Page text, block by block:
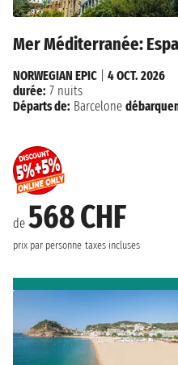
Mer Méditerranée:
de 568 CHF
prix par personne taxes incluses
NORWEGIAN EPIC
4 OCT. 2026
durée: 7 nuits
Départs de: Barcelone